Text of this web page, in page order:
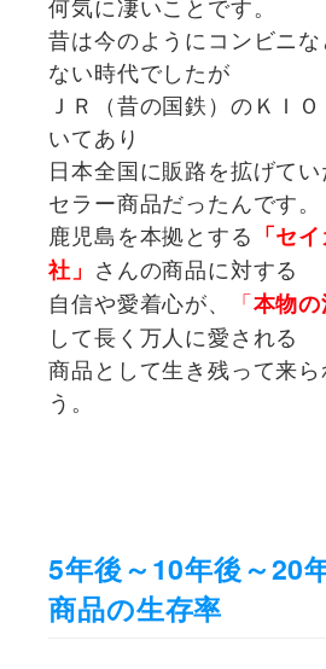
昔は今のようにコンビニ
ない時代でしたが
ＪＲ（昔の国鉄）のＫＩ
いてあり
日本全国に販路を拡げて
セラー商品だったんです。
鹿児島を本拠とする 「セ
社」 さんの商品に対する
自信や愛着心が、
「本物
して長く万人に愛される
商品として生き残って来ら
う。
5年後～10年後～20
商品の生存率